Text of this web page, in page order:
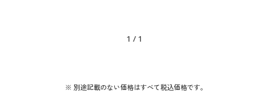
カタログ・チラシからのご注文
コットン・綿100 レース
機能・特徴
1 / 1
※ 別途記載のない価格はすべて税込価格です。